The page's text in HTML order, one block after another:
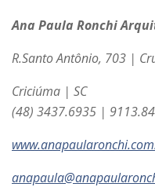
Ana Paula Ronchi
R.Santo Antônio, 703 |
Criciúma | SC
(48) 3437.6935 |